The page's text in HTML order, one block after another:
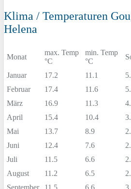
Klima / Temperaturen
Helena
Monat
max. Temp
°C
min. Temp
°C
Januar 17.2 11.1
Februar
17.4 11.6
März
16.9 11.3
April
15.4 10.4
Mai
13.7 8.9
Juni
12.4 7.6
Juli
11.5 6.6
August
11.2 6.5
September
11.5 6.6